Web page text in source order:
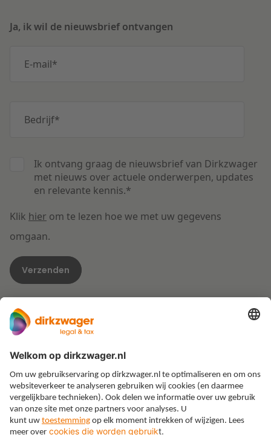
Ja, ik wil de nieuwsbrief ontvangen
E-mail*
Bedrijf*
Ik ontvang graag de nieuwsbrief van Dirkzwager
met nieuws over actuele onderwerpen, updates
en relevante kennis.*
Klik hier om te lezen hoe we met uw gegevens
omgaan.
Expertises
Thema’s